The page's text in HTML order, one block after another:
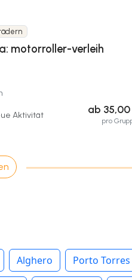
motorroller-verleih
Aktivität ab 35,00
pro
Alghero Porto Torres